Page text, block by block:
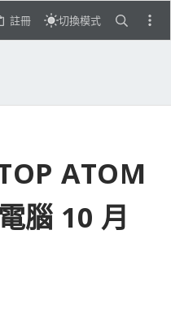
註冊 切換模式
ATOM
腦 10 月